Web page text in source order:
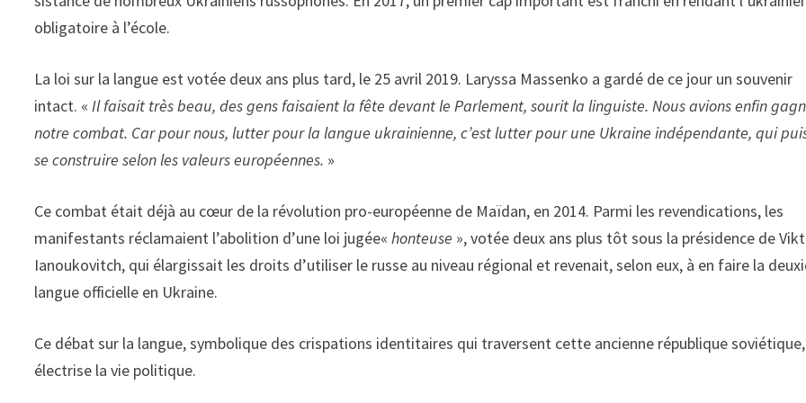
obligatoire à l’école.
La loi sur la langue est votée deux ans plus tard, le 25 avril 2019. Laryssa Massenko a gardé de ce jour un souvenir
intact. «Il faisait très beau, des gens faisaient la fête devant le Parlement, sourit la lin­guiste. Nous avions enfin
notre combat. Car pour nous, lutter pour la langue ukrainienne, c’est lutter pour une Ukraine indépen­dante, qui
se construire selon les valeurs européennes. »
Ce combat était déjà au cœur de la révolution pro­-européenne de Maïdan, en 2014. Parmi les reven­dications, les
manifestants récla­maient l’abolition d’une loi jugée« honteuse », votée deux ans plus tôt sous la présidence de
Ia­noukovitch, qui élargissait les droits d’utiliser le russe au niveau régional et revenait, selon eux, à en faire la
langue offi­cielle en Ukraine.
Ce débat sur la langue, symbolique des crispa­tions identitaires qui traversent cette ancienne république soviéti­que,
électrise la vie politique.